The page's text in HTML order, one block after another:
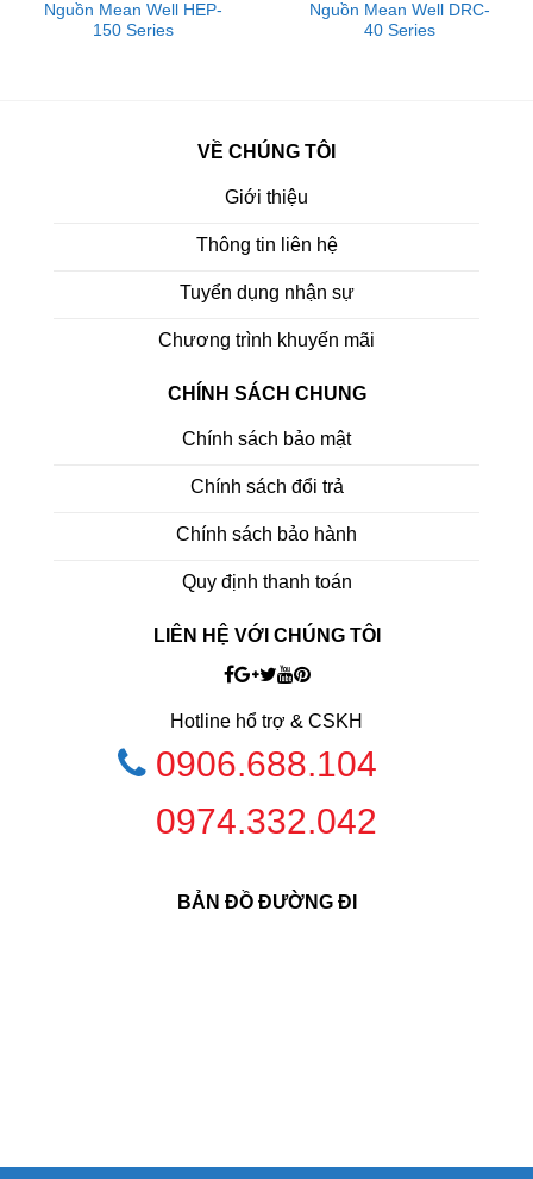
Nguồn Mean Well HEP-
150 Series
Nguồn Mean Well DRC-
40 Series
VỀ CHÚNG TÔI
Giới thiệu
Thông tin liên hệ
Tuyển dụng nhận sự
Chương trình khuyến mãi
CHÍNH SÁCH CHUNG
Chính sách bảo mật
Chính sách đổi trả
Chính sách bảo hành
Quy định thanh toán
LIÊN HỆ VỚI CHÚNG TÔI
Hotline hổ trợ & CSKH
0906.688.104
0974.332.042
BẢN ĐỒ ĐƯỜNG ĐI